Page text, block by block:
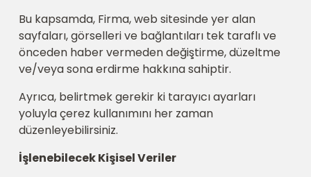
Bu kapsamda, Firma, web sitesinde yer alan
sayfaları, görselleri ve bağlantıları tek taraflı ve
önceden haber vermeden değiştirme, düzeltme
ve/veya sona erdirme hakkına sahiptir.
Ayrıca, belirtmek gerekir ki tarayıcı ayarları
yoluyla çerez kullanımını her zaman
düzenleyebilirsiniz.
İşlenebilecek Kişisel Veriler